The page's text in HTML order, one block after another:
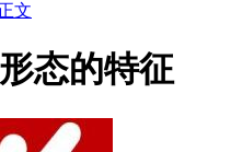
文
态的特征